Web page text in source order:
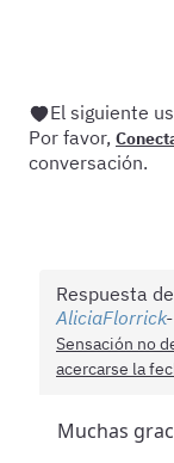
El siguiente
Por favor,
conversación.
Respuesta de
AliciaFlorrick
Sensación no
acercarse la
Muchas